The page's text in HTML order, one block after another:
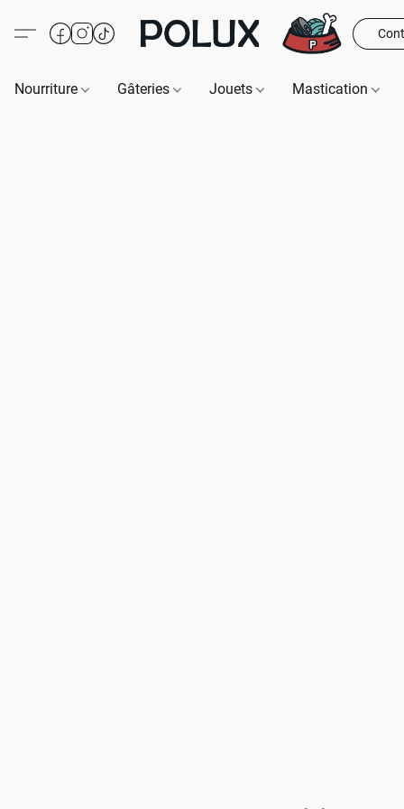
Nourriture Gâteries Jouets Mastication